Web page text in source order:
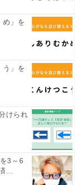
なんて読むでし
め」を
う」を
けられ
3～6
...